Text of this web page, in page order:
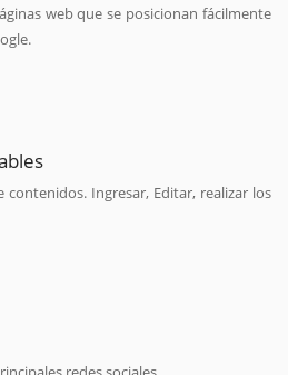
web que se posicionan fácilmente
Ingresar, Editar, realizar los